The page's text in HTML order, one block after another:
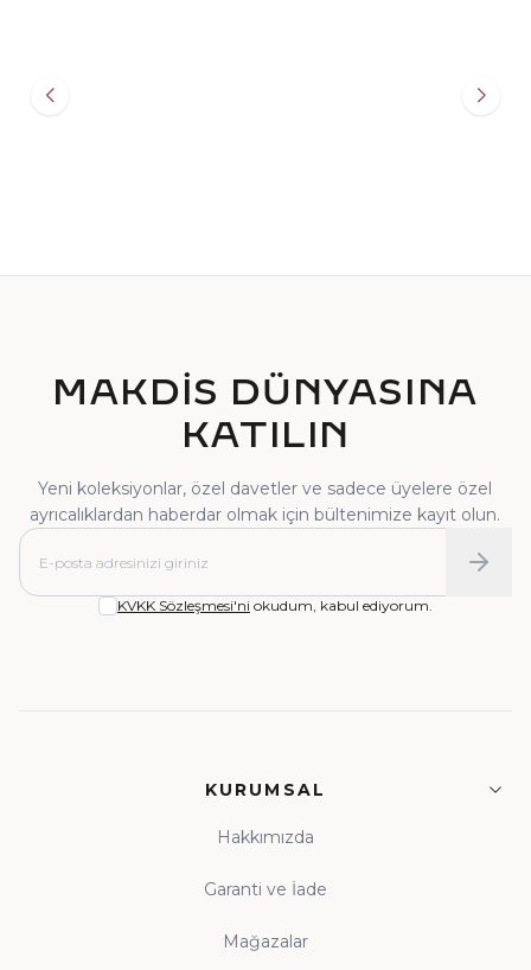
MAKDİS DÜNYASINA
KATILIN
Yeni koleksiyonlar, özel davetler ve sadece üyelere özel
ayrıcalıklardan haberdar olmak için bültenimize kayıt olun.
KVKK Sözleşmesi'ni okudum, kabul ediyorum.
KURUMSAL
Hakkımızda
Garanti ve İade
Mağazalar